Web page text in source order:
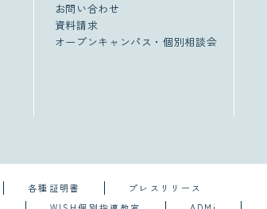
お問い合わせ
資料請求
オープンキャンパス・個別相談会
各種証明書
プレスリリース